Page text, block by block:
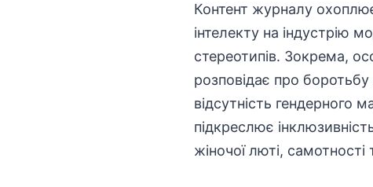
Контент журналу
інтелекту на індустрію
стереотипів. Зокрема,
розповідає про
відсутність гендерного
підкреслює
жіночої люті,